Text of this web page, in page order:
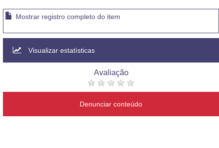
Mostrar registro completo do item
Visualizar estatísticas
Avaliação
Denunciar conteúdo